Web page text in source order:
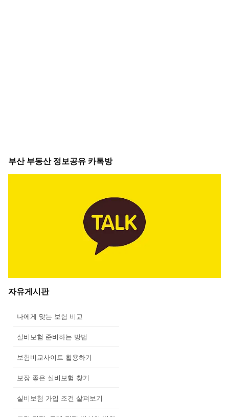
부산 부동산 정보공유 카톡방
자유게시판
나에게 맞는 보험 비교
실비보험 준비하는 방법
보험비교사이트 활용하기
보장 좋은 실비보험 찾기
실비보험 가입 조건 살펴보기